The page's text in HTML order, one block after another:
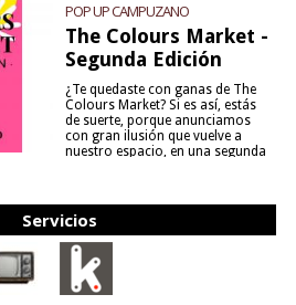
POP UP CAMPUZANO
The Colours Market -
Segunda Edición
¿Te quedaste con ganas de The
Colours Market? Si es así, estás
de suerte, porque anunciamos
con gran ilusión que vuelve a
nuestro espacio, en una segunda
Servicios